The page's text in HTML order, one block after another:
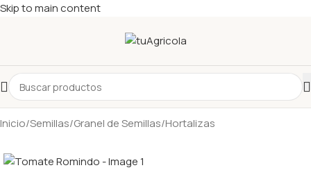
Skip to main content
Inicio/Semillas/Granel de Semillas/Hortalizas